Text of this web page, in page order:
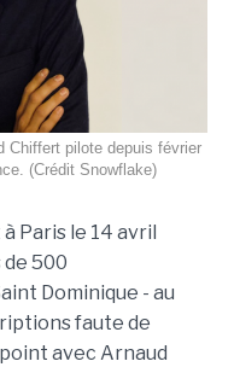
Chiffert pilote depuis février
(Crédit Snowflake)
à Paris le 14 avril
500
Dominique - au
faute de
avec Arnaud